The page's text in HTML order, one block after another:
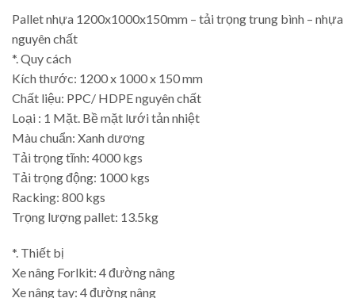
Pallet nhựa 1200x1000x150mm – tải trọng trung bình – nhựa
nguyên chất
*. Quy cách
Kích thước: 1200 x 1000 x 150 mm
Chất liệu: PPC/ HDPE nguyên chất
Loại : 1 Mặt. Bề mặt lưới tản nhiệt
Màu chuẩn: Xanh dương
Tải trọng tĩnh: 4000 kgs
Tải trọng động: 1000 kgs
Racking: 800 kgs
Trọng lượng pallet: 13.5kg
*. Thiết bị
Xe nâng Forlkit: 4 đường nâng
Xe nâng tay: 4 đường nâng